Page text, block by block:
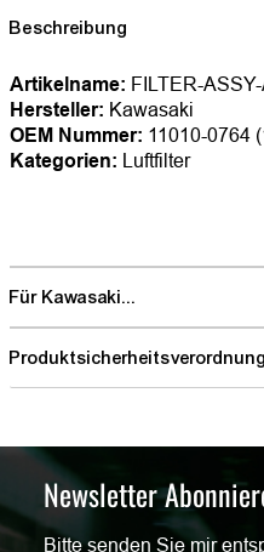
Beschreibung
Artikelname: FILTER-
Hersteller: Kawasaki
OEM Nummer: 11010-0764
Kategorien: Luftfilter
Für Kawasaki...
Produktsicherheitsverordnung
Newsletter
Bitte senden Sie mir